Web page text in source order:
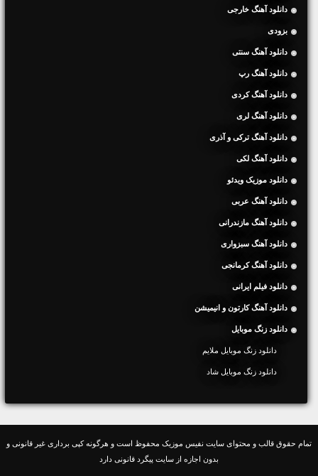
دانلود آهنگ خارجی
بزودی
دانلود آهنگ سنتی
دانلود آهنگ رپ
دانلود آهنگ کردی
دانلود آهنگ لری
دانلود آهنگ ترکی و آذری
دانلود آهنگ لکی
دانلود موزیک ویدئو
دانلود آهنگ عربی
دانلود آهنگ مازندرانی
دانلود آهنگ سبزواری
دانلود آهنگ کرمانجی
دانلود فیلم ایرانی
دانلود آهنگ کارتون و انیمیشن
دانلود زنگ موبایل
دانلود زنگ موبایل ملایم
دانلود زنگ موبایل شاد
تمام حقوق قالب و محتوای سایت نفیس موزیک محفوظ است و هرگونه کپی برداری غیر قانونی و
بدون اجازه از سایت پیگرد قانونی دارد